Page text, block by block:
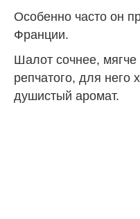
Особенно часто он
Франции.
Шалот сочнее,
репчатого, для него
душистый аромат.